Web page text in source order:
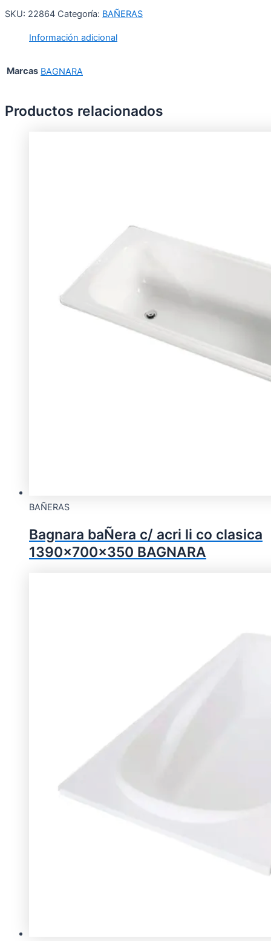
SKU: 22864 Categoría: BAÑERAS
Información adicional
Marcas BAGNARA
Productos relacionados
BAÑERAS
Bagnara baÑera c/ acri li co clasica
1390x700x350 BAGNARA